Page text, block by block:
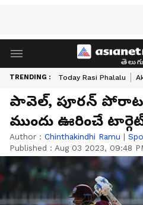
తెలుగు
TRENDING : Today Rasi Phalalu
పావెల్, పూరన్
ముందు ఊరించే
Author : Chinthakindhi Ramu |
Published : Aug 03 2023, 09:48